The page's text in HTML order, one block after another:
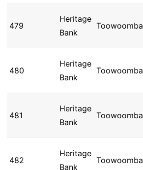
479
Heritage
Bank
Toowoomba
480
Heritage
Bank
Toowoomba
481
Heritage
Bank
Toowoomba
482
Heritage
Bank
Toowoomba